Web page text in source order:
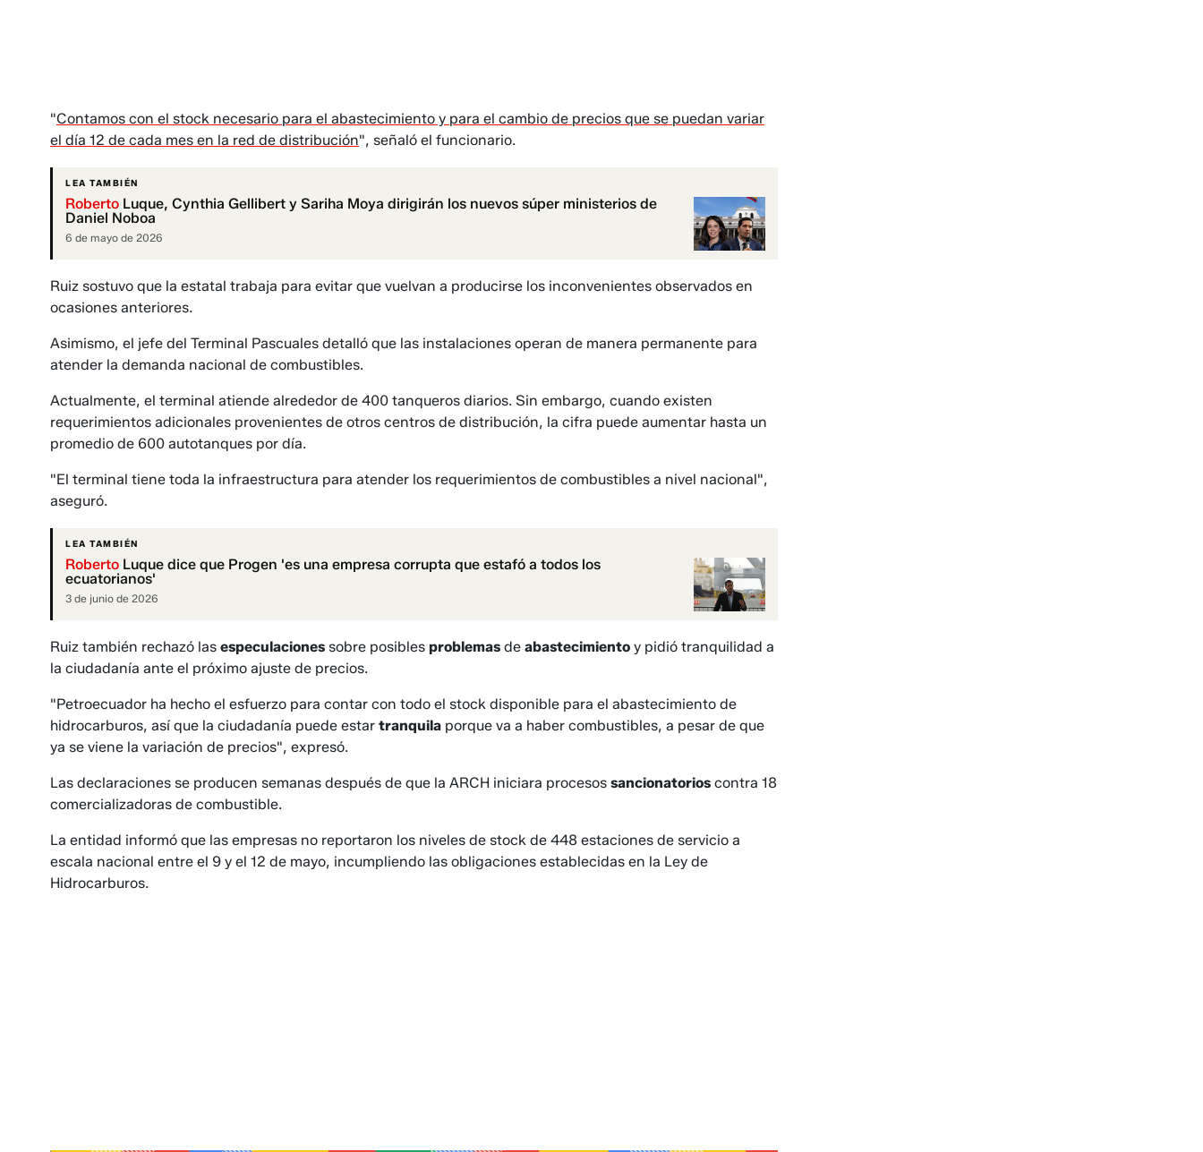
"Contamos con el stock necesario para el abastecimiento y para el cambio de precios que se puedan variar
el día 12 de cada mes en la red de distribución", señaló el funcionario.
LEA TAMBIÉN
Roberto Luque, Cynthia Gellibert y Sariha Moya dirigirán los nuevos súper ministerios de
Daniel Noboa
6 de mayo de 2026
Ruiz sostuvo que la estatal trabaja para evitar que vuelvan a producirse los inconvenientes observados en
ocasiones anteriores.
Asimismo, el jefe del Terminal Pascuales detalló que las instalaciones operan de manera permanente para
atender la demanda nacional de combustibles.
Actualmente, el terminal atiende alrededor de 400 tanqueros diarios. Sin embargo, cuando existen
requerimientos adicionales provenientes de otros centros de distribución, la cifra puede aumentar hasta un
promedio de 600 autotanques por día.
"El terminal tiene toda la infraestructura para atender los requerimientos de combustibles a nivel nacional",
aseguró.
LEA TAMBIÉN
Roberto Luque dice que Progen 'es una empresa corrupta que estafó a todos los
ecuatorianos'
3 de junio de 2026
Ruiz también rechazó las especulaciones sobre posibles problemas de abastecimiento y pidió tranquilidad a
la ciudadanía ante el próximo ajuste de precios.
"Petroecuador ha hecho el esfuerzo para contar con todo el stock disponible para el abastecimiento de
hidrocarburos, así que la ciudadanía puede estar tranquila porque va a haber combustibles, a pesar de que
ya se viene la variación de precios", expresó.
Las declaraciones se producen semanas después de que la ARCH iniciara procesos sancionatorios contra 18
comercializadoras de combustible.
La entidad informó que las empresas no reportaron los niveles de stock de 448 estaciones de servicio a
escala nacional entre el 9 y el 12 de mayo, incumpliendo las obligaciones establecidas en la Ley de
Hidrocarburos.